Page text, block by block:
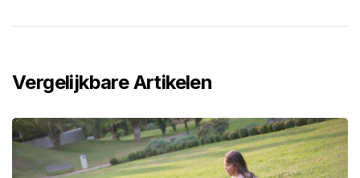
Vergelijkbare Artikelen